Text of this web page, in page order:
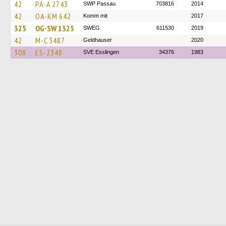
42 PA-A 2743 SWP Passau 703816 2014
42 OA-KM 642 Komm mit 2017
325 OG-SW 1325 SWEG 611530 2019
42 M-C 3487 Geldhauser 2020
308 ES-2348 SVE Esslingen 34376 1983